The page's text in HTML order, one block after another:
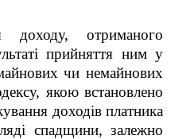
доходу, отриманого
прийняття ним у
чи немайнових
якою встановлено
доходів платника
спадщини, залежно